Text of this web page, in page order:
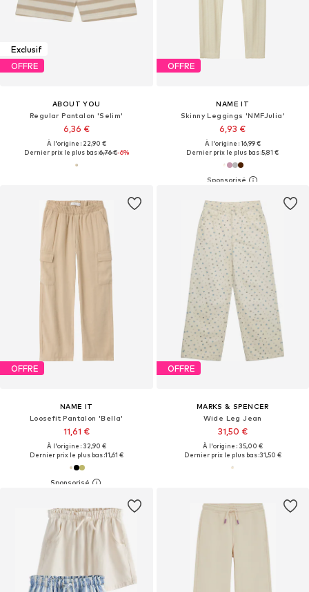
Exclusif
OFFRE
ABOUT YOU
Regular Pantalon 'Selim'
6,36 €
À l'origine : 22,90 €
Dernier prix le plus bas :6,76 €-6%
OFFRE
NAME IT
Skinny Leggings 'NMFJulia'
6,93 €
À l'origine : 16,99 €
Dernier prix le plus bas :5,81 €
OFFRE
NAME IT
Loosefit Pantalon 'Bella'
11,61 €
À l'origine : 32,90 €
Dernier prix le plus bas :11,61 €
OFFRE
MARKS & SPENCER
Wide Leg Jean
31,50 €
À l'origine : 35,00 €
Dernier prix le plus bas :31,50 €